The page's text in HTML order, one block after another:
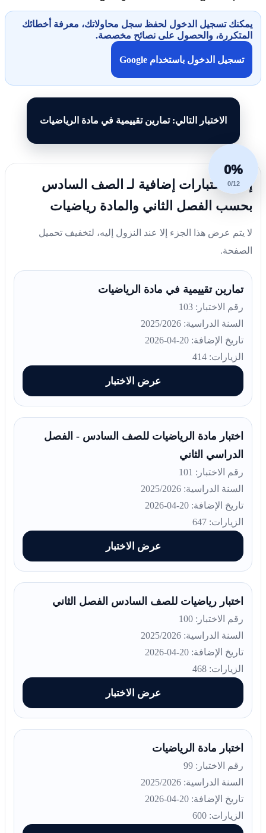
يمكنك تسجيل الدخول لحفظ سجل محاولاتك، معرفة أخطائك
المتكررة، والحصول على نصائح مخصصة.
تسجيل الدخول باستخدام Google
الاختبار التالي: تمارين تقييمية في مادة الرياضيات
0%
0/12
إليك اختبارات إضافية لـ الصف السادس
بحسب الفصل الثاني والمادة رياضيات
لا يتم عرض هذا الجزء إلا عند النزول إليه، لتخفيف تحميل
الصفحة.
تمارين تقييمية في مادة الرياضيات
رقم الاختبار: 103
السنة الدراسية: 2025/2026
تاريخ الإضافة: 20-04-2026
الزيارات: 414
عرض الاختبار
اختبار مادة الرياضيات للصف السادس - الفصل
الدراسي الثاني
رقم الاختبار: 101
السنة الدراسية: 2025/2026
تاريخ الإضافة: 20-04-2026
الزيارات: 647
عرض الاختبار
اختبار رياضيات للصف السادس الفصل الثاني
رقم الاختبار: 100
السنة الدراسية: 2025/2026
تاريخ الإضافة: 20-04-2026
الزيارات: 468
عرض الاختبار
اختبار مادة الرياضيات
رقم الاختبار: 99
السنة الدراسية: 2025/2026
تاريخ الإضافة: 20-04-2026
الزيارات: 600